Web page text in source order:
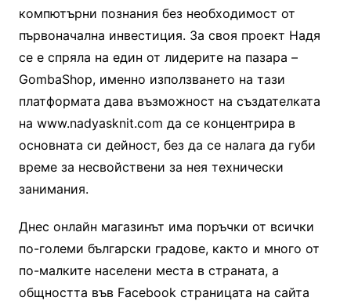
компютърни познания без необходимост от
първоначална инвестиция. За своя проект Надя
се е спряла на един от лидерите на пазара –
GоmbаShор, именно използването на тази
платформата дава възможност на създателката
на www.nadyasknit.com да се концентрира в
основната си дейност, без да се налага да губи
време за несвойствени за нея технически
занимания.
Днес онлайн магазинът има поръчки от всички
по-големи български градове, както и много от
по-малките населени места в страната, а
общността във Facebook страницата на сайта